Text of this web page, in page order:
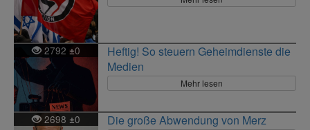
2792±0
Heftig! So steuern Geheimdienste die
Medien
Mehr lesen
2698 ±0 Die große Abwendung von Merz